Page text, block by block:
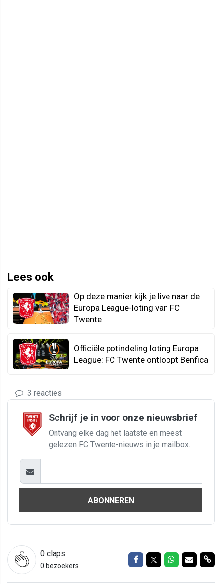
Lees ook
Op deze manier kijk je live naar de
Europa League-loting van FC
Twente
Officiële potindeling loting Europa
League: FC Twente ontloopt Benfica
3 reacties
Schrijf je in voor onze nieuwsbrief
Ontvang elke dag het laatste en meest
gelezen FC Twente-nieuws in je mailbox.
ABONNEREN
0 claps
0 bezoekers
Delen op Facebook
Delen op Twitter
Delen op
Delen